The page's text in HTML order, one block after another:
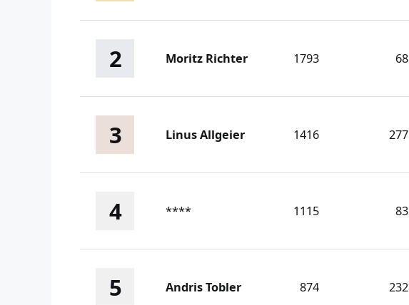
2 Moritz Richter 1793 68
3 Linus Allgeier 1416 277
4 **** 1115 83
5 Andris Tobler 874 232